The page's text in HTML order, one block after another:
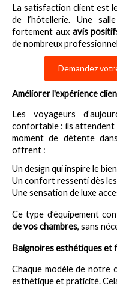
La satisfaction client est
de l’hôtellerie. Une
fortement aux avis
de nombreux
Demandez
Améliorer l'expérience
Les voyageurs
confortable : ils attendent
moment de détente
offrent :
Un design qui inspire le
Un confort ressenti dès
Une sensation de luxe
Ce type d’équipement
de vos chambres, sans
Baignoires esthétiques et
Chaque modèle de notre
esthétique et praticité.